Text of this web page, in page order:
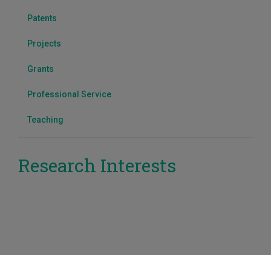
Patents
Projects
Grants
Professional Service
Teaching
Research Interests